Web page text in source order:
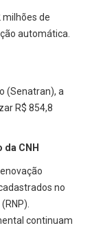
milhões de
automática.
(Senatran), a
R$ 854,8
CNH
no
continuam